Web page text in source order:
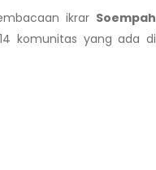
ikrar Soempah
komunitas yang ada di